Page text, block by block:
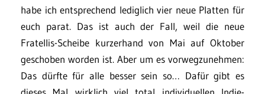
habe ich entsprechend lediglich vier neue Platten für
euch parat. Das ist auch der Fall, weil die neue
Fratellis-Scheibe kurzerhand von Mai auf Oktober
geschoben worden ist. Aber um es vorwegzunehmen:
Das dürfte für alle besser sein so… Dafür gibt es